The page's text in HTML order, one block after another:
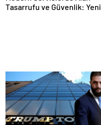
Tasarrufu ve Güvenlik: Yeni